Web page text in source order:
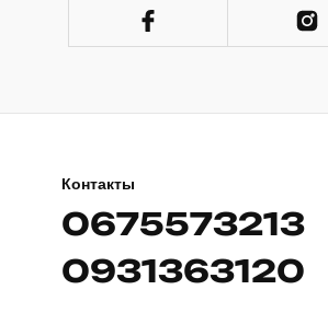
Контакты
0675573213
0931363120